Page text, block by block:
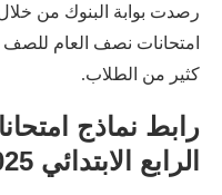
رصدت بوابة البنوك من
كثير من الطلاب.
رابط نماذج
الرابع الابتدائي 2025